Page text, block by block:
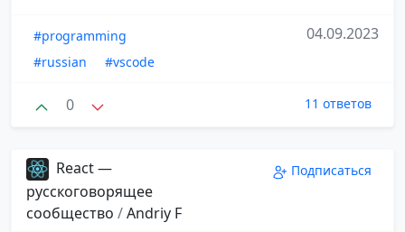
#programming
#russian
#vscode
04.09.2023
0 11 ответов
React —
русскоговорящее
сообщество /Andriy F
Подписаться